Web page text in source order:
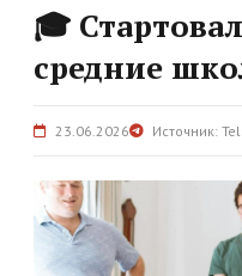
🎓
средние
23.06.2026 Источник: